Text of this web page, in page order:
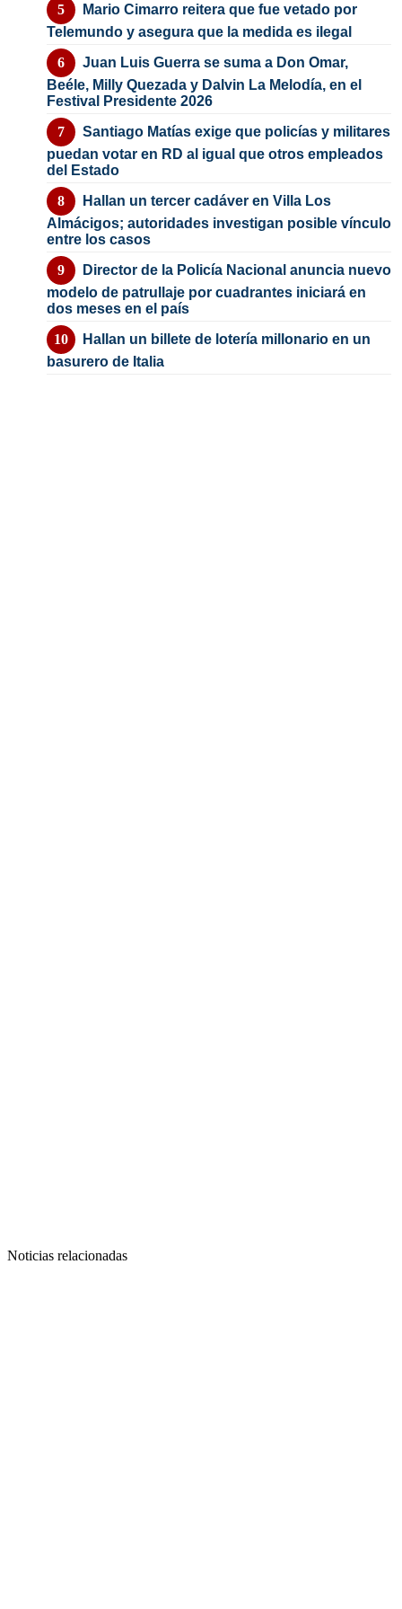
Mario Cimarro reitera que fue vetado por
Telemundo y asegura que la medida es ilegal
Juan Luis Guerra se suma a Don Omar,
Beéle, Milly Quezada y Dalvin La Melodía, en el
Festival Presidente 2026
Santiago Matías exige que policías y militares
puedan votar en RD al igual que otros empleados
del Estado
Hallan un tercer cadáver en Villa Los
Almácigos; autoridades investigan posible vínculo
entre los casos
Director de la Policía Nacional anuncia nuevo
modelo de patrullaje por cuadrantes iniciará en
dos meses en el país
Hallan un billete de lotería millonario en un
basurero de Italia
Noticias relacionadas